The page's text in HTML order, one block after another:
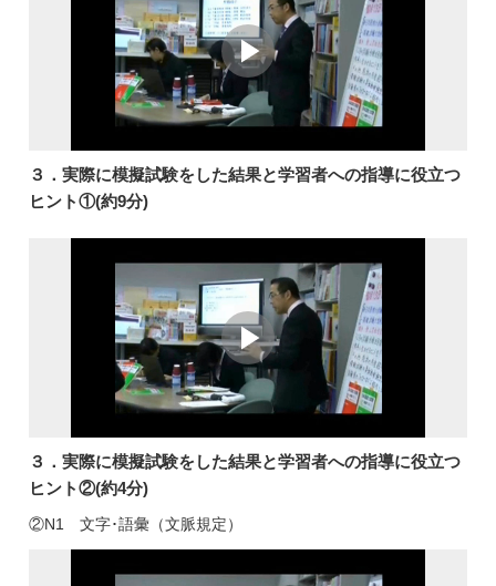
３．実際に模擬試験をした結果と学習者への指導に役立つ
ヒント①(約9分)
３．実際に模擬試験をした結果と学習者への指導に役立つ
ヒント②(約4分)
②N1 文字･語彙（文脈規定）